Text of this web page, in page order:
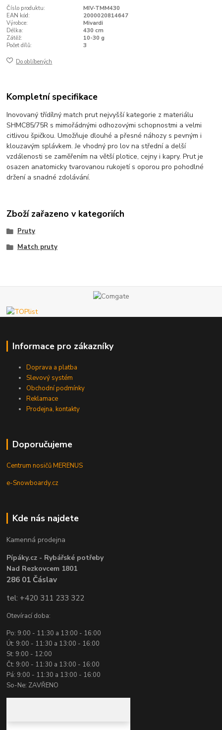
Číslo produktu:
MIV-TMM430
EAN kód:
2000020814647
Výrobce:
Mivardi
Délka:
430 cm
Zátěž:
10-30 g
Počet dílů:
3
Do oblíbených
Kompletní specifikace
Inovovaný třídílný match prut nejvyšší kategorie z materiálu
SHMC85/75R s mimořádnými odhozovými schopnostmi a velmi
citlivou špičkou. Umožňuje dlouhé a přesné náhozy s pevným i
klouzavým splávkem. Je vhodný pro lov na střední a delší
vzdálenosti se zaměřením na větší plotice, cejny i kapry. Prut je
osazen anatomicky tvarovanou rukojetí s oporou pro pohodlné
držení a snadné zdolávání.
Zboží zařazeno v kategoriích
Pruty
Match pruty
Informace pro zákazníky
Doprava a platba
Slevový systém
Obchodní podmínky
Reklamace
Prodejna, kontakty
Doporučujeme
Centrum nosičů MERENUS
e-Snowboardy.cz
Kde nás najdete
Kamenná prodejna
Pípáky.cz - Rybářské potřeby
Nad Rezkovcem 1801
286 01 Čáslav
tel: +420 311 233 322
Otevírací doba:
Po: 9:00 - 11:30 a 13:00 - 16:00
Út: 9:00 - 11:30 a 13:00 - 16:00
St: 9:00 - 12:00
Čt: 9:00 - 11:30 a 13:00 - 16:00
Pá: 9:00 - 11:30 a 13:00 - 16:00
So-Ne: ZAVŘENO